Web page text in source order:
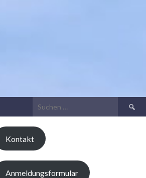
Suchen
nach:
Kontakt
Anmeldungsformular